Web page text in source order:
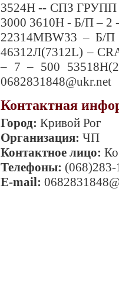
3524Н -- СПЗ ГРУПП
3000 3610Н - Б/П – 2
22314МВW33 – Б/П
46312Л(7312L) –
– 7 – 500
0682831848@ukr.net
Контактная
Город: Кривой Рог
Организация: ЧП
Контактное лицо:
Телефоны:
E-mail: